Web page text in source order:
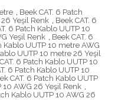
Beek CAT. 6 Patch
Yeşil Renk
Beek CAT. 6
6 Patch Kablo UUTP 10
Yeşil Renk
Beek CAT. 6
Kablo UUTP 10 metre AWG
UUTP 10 metre 26 Yeşil
6 Patch Kablo UUTP 10
6 Patch Kablo UUTP 10
CAT. 6 Patch Kablo UUTP
10 AWG 26 Yeşil Renk
Kablo UUTP 10 AWG 26